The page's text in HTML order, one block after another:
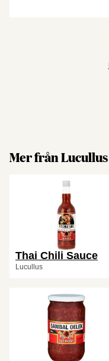
Mer från Lucullus
Thai Chili Sauce
Lucullus